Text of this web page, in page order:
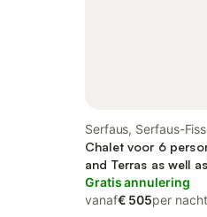
Serfaus, Serfaus-
Chalet voor 6
and Terras as well
Gratis annulering
vanaf€ 505per nacht